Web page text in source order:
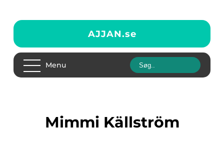
AJJAN.se
Menu
Mimmi Källström